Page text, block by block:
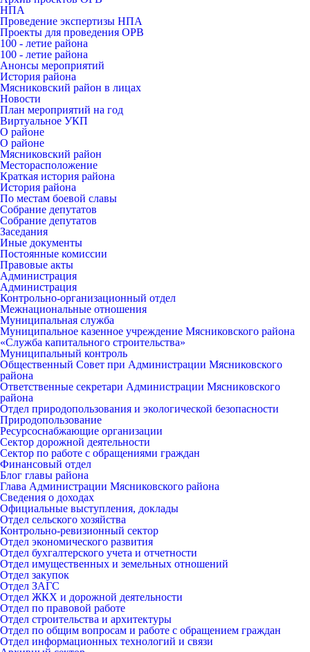
НПА
Проведение экспертизы НПА
Проекты для проведения ОРВ
100 - летие района
100 - летие района
Анонсы мероприятий
История района
Мясниковский район в лицах
Новости
План мероприятий на год
Виртуальное УКП
О районе
О районе
Мясниковский район
Месторасположение
Краткая история района
История района
По местам боевой славы
Собрание депутатов
Собрание депутатов
Заседания
Иные документы
Постоянные комиссии
Правовые акты
Администрация
Администрация
Контрольно-организационный отдел
Межнациональные отношения
Муниципальная служба
Муниципальное казенное учреждение Мясниковского района
«Служба капитального строительства»
Муниципальный контроль
Общественный Совет при Администрации Мясниковского
района
Ответственные секретари Администрации Мясниковского
района
Отдел природопользования и экологической безопасности
Природопользование
Ресурсоснабжающие организации
Сектор дорожной деятельности
Сектор по работе с обращениями граждан
Финансовый отдел
Блог главы района
Глава Администрации Мясниковского района
Сведения о доходах
Официальные выступления, доклады
Отдел сельского хозяйства
Контрольно-ревизионный сектор
Отдел экономического развития
Отдел бухгалтерского учета и отчетности
Отдел имущественных и земельных отношений
Отдел закупок
Отдел ЗАГС
Отдел ЖКХ и дорожной деятельности
Отдел по правовой работе
Отдел строительства и архитектуры
Отдел по общим вопросам и работе с обращением граждан
Отдел информационных технологий и связи